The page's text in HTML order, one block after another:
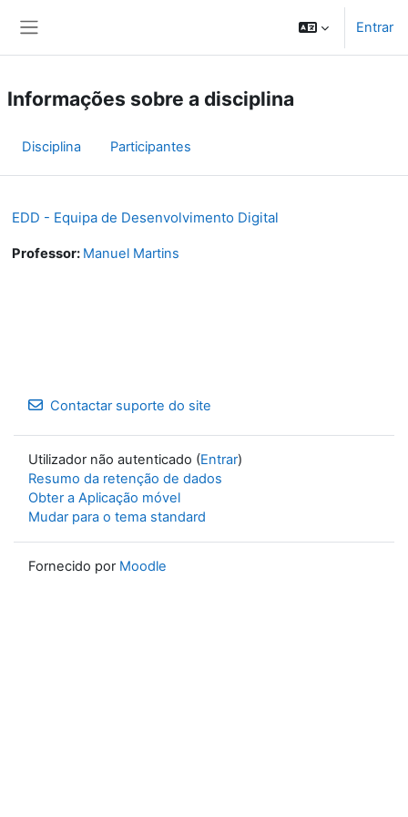
Entrar
Informações sobre a disciplina
Disciplina Participantes
EDD - Equipa de Desenvolvimento Digital
Professor: Manuel Martins
Contactar suporte do site
Utilizador não autenticado (Entrar)
Resumo da retenção de dados
Obter a Aplicação móvel
Mudar para o tema standard
Fornecido por Moodle